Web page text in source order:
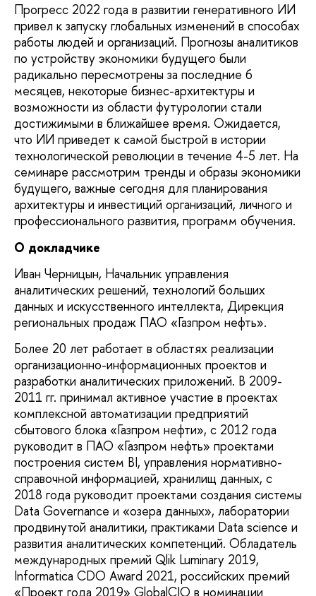
Прогресс 2022 года в развитии генеративного ИИ
привел к запуску глобальных изменений в способах
работы людей и организаций. Прогнозы аналитиков
по устройству экономики будущего были
радикально пересмотрены за последние 6
месяцев, некоторые бизнес-архитектуры и
возможности из области футурологии стали
достижимыми в ближайшее время. Ожидается,
что ИИ приведет к самой быстрой в истории
технологической революции в течение 4-5 лет. На
семинаре рассмотрим тренды и образы экономики
будущего, важные сегодня для планирования
архитектуры и инвестиций организаций, личного и
профессионального развития, программ обучения.
О докладчике
Иван Черницын, Начальник управления
аналитических решений, технологий больших
данных и искусственного интеллекта, Дирекция
региональных продаж ПАО «Газпром нефть».
Более 20 лет работает в областях реализации
организационно-информационных проектов и
разработки аналитических приложений. В 2009-
2011 гг. принимал активное участие в проектах
комплексной автоматизации предприятий
сбытового блока «Газпром нефти», с 2012 года
руководит в ПАО «Газпром нефть» проектами
построения систем BI, управления нормативно-
справочной информацией, хранилищ данных, с
2018 года руководит проектами создания системы
Data Governance и «озера данных», лаборатории
продвинутой аналитики, практиками Data science и
развития аналитических компетенций. Обладатель
международных премий Qlik Luminary 2019,
Informatica CDO Award 2021, российских премий
«Проект года 2019» GlobalCIO в номинации